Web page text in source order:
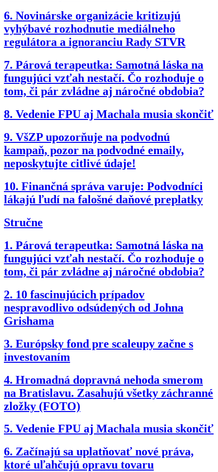
6. Novinárske organizácie kritizujú
vyhýbavé rozhodnutie mediálneho
regulátora a ignoranciu Rady STVR
7. Párová terapeutka: Samotná láska na
fungujúci vzťah nestačí. Čo rozhoduje o
tom, či pár zvládne aj náročné obdobia?
8. Vedenie FPU aj Machala musia skončiť
9. VšZP upozorňuje na podvodnú
kampaň, pozor na podvodné emaily,
neposkytujte citlivé údaje!
10. Finančná správa varuje: Podvodníci
lákajú ľudí na falošné daňové preplatky
Stručne
1. Párová terapeutka: Samotná láska na
fungujúci vzťah nestačí. Čo rozhoduje o
tom, či pár zvládne aj náročné obdobia?
2. 10 fascinujúcich prípadov
nespravodlivo odsúdených od Johna
Grishama
3. Európsky fond pre scaleupy začne s
investovaním
4. Hromadná dopravná nehoda smerom
na Bratislavu. Zasahujú všetky záchranné
zložky (FOTO)
5. Vedenie FPU aj Machala musia skončiť
6. Začínajú sa uplatňovať nové práva,
ktoré uľahčujú opravu tovaru